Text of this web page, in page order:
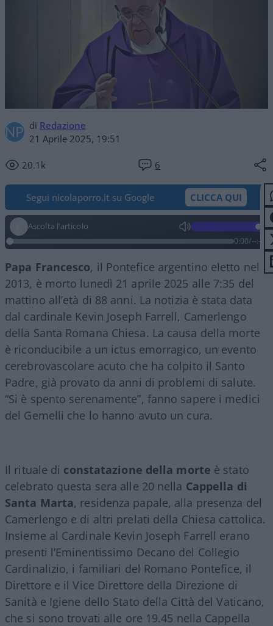
di Redazione
21 Aprile 2025, 19:51
20.1k 6
Segui nicolaporro.it su Google CLICCA QUI
Ascolta l'articolo
0:00/--:--
Papa Francesco, il Pontefice argentino eletto nel
2013, è morto lunedì 21 aprile 2025 alle 7:35 del
mattino all’età di 88 anni. La notizia è stata data
dal cardinale Kevin Joseph Farrell, Camerlengo
della Santa Romana Chiesa. La causa della morte
è riconducibile a un ictus emorragico, un evento
cerebrovascolare acuto che ha colpito il Santo
Padre, già provato da anni di problemi di salute.
“Si è spento serenamente”, fanno sapere i medici
del Gemelli che lo hanno avuto un cura.
Il rituale di constatazione della morte è stato
celebrato questa sera alle 20 nella Cappella di
Santa Marta, residenza papale, alla presenza del
Camerlengo e di altri prelati della Chiesa cattolica.
Insieme al Cardinale Kevin Joseph Farrell erano
presenti l’Eminentissimo Decano del Collegio
Cardinalizio, i familiari del Romano Pontefice, il
Direttore e il Vice Direttore della Direzione di
Sanità e Igiene dello Stato della Città del Vaticano,
che si sono trovati alle ore 19.45 nella Cappella